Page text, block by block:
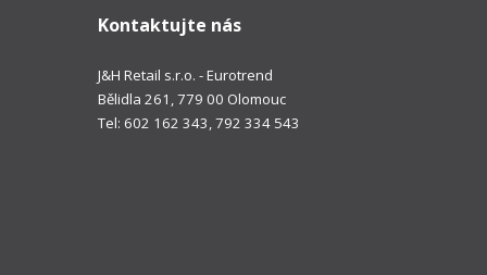
Kontaktujte nás
J&H Retail s.r.o. - Eurotrend
Bělidla 261, 779 00 Olomouc
Tel: 602 162 343, 792 334 543